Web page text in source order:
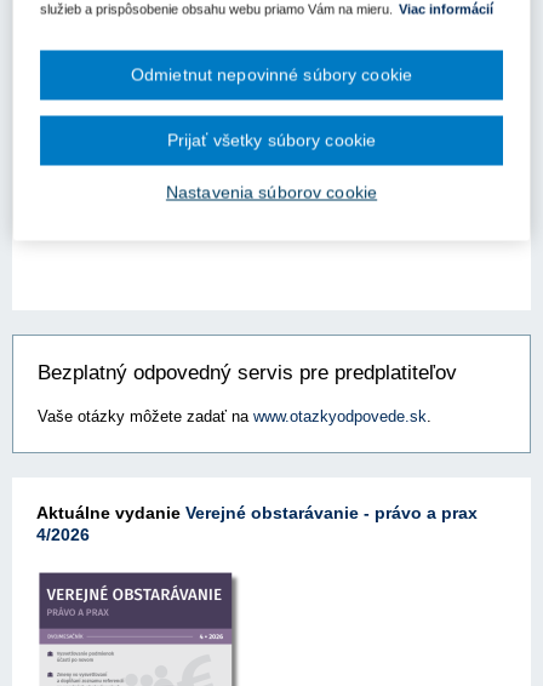
V procesoch verejného obstarávania sa vyskytujú situácie, ktoré
predpokladá, avšak konkrétne riešenie buď neustanovuje, alebo
t...
Bezplatný odpovedný servis pre predplatiteľov
Vaše otázky môžete zadať na www.otazkyodpovede.sk.
Aktuálne vydanie Verejné obstarávanie - právo a prax
4/2026
služieb a prispôsobenie obsahu webu priamo Vám na mieru.
Viac informácií
Nastavenia súborov cookie
Odmietnut nepovinné súbory cookie
Prijať všetky súbory cookie